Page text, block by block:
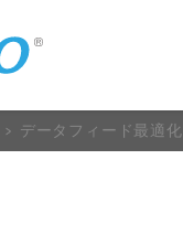
データフィード最適化